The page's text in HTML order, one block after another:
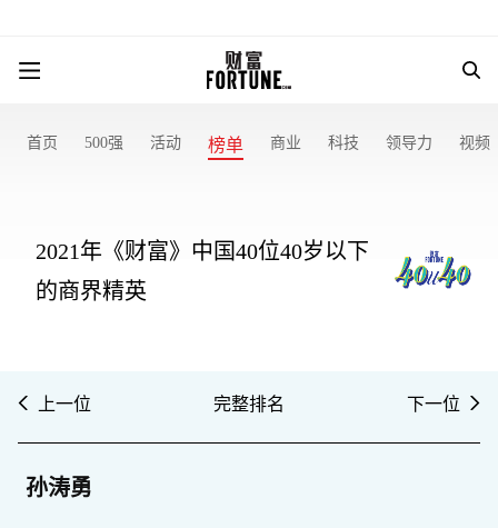
首页 500强 活动 榜单 商业 科技 领导力 视频
2021年《财富》中国40位40岁以下
的商界精英
上一位 完整排名 下一位
孙涛勇